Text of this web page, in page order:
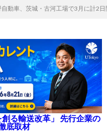
自動車、茨城・古河工場で3月に計2
る輸送改革」 先行企業の
底取材